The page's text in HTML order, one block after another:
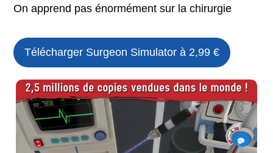
On apprend pas énormément sur la chirurgie
Télécharger Surgeon Simulator à 2,99 €